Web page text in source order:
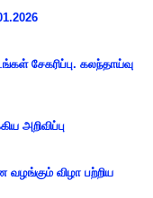
சேகரிப்பு. கலந்தாய்வு
அறிவிப்பு
வழங்கும் விழா பற்றிய